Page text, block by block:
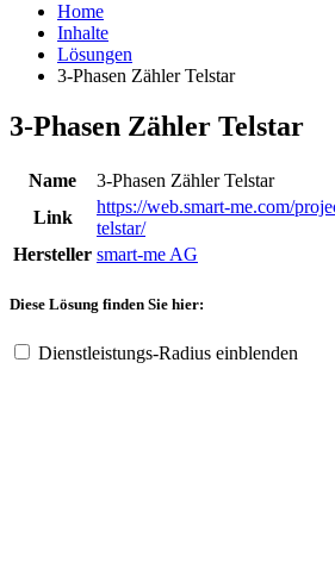
Home
Inhalte
Lösungen
3-Phasen Zähler Telstar
3-Phasen Zähler Telstar
Name
3-Phasen Zähler Telstar
Link
https://web.smart-me.com/
telstar/
Hersteller smart-me AG
Diese Lösung finden Sie hier:
Dienstleistungs-Radius einblenden